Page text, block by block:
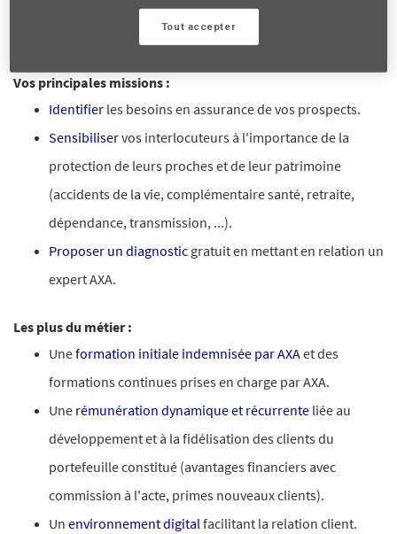
réseauavec des experts AXA en fonction
Vos principales missions :
Identifier les besoins en assurance de vos prospects.
Sensibiliservos interlocuteurs à l'importance de la
protection de leurs proches et de leur patrimoine
(accidents de la vie, complémentaire santé, retraite,
dépendance, transmission, ...).
Proposer un diagnostic gratuit en mettant en relation un
expert AXA.
Les plus du métier :
Uneformation initiale indemnisée par AXAet des
formations continues prises en charge par AXA.
Une rémunération dynamique et récurrente liée au
développement et à la fidélisation des clients du
portefeuille constitué (avantages financiers avec
commission à l'acte, primes nouveaux clients).
Un environnement digitalfacilitant la relation client.
Tout accepter